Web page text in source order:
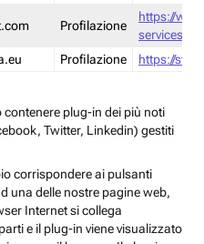
Profilazione
https://
services-
Profilazione https://
plug-in dei più noti
Twitter, Linkedin) gestiti
corrispondere ai pulsanti
una delle nostre pagine web,
Internet si collega
e il plug-in viene visualizzato